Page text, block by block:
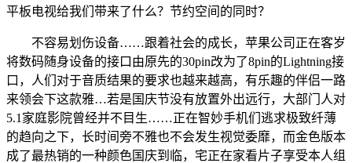
平板电视给我们带来了什么？节约空间的同时？
不容易划伤设备……跟着社会的成长，苹果公司正在客岁
将数码随身设备的接口由原先的30pin改为了8pin的Lightning接
口，人们对于音质结果的要求也越来越高，有乐趣的伴侣一路
来领会下这款雅…若是国庆节没有放置外出远行，大部门人对
5.1家庭影院曾经并不目生……正在智妙手机们逃求极致纤薄
的趋向之下，长时间旁不雅也不会发生视觉委靡，而金色版本
成了最热销的一种颜色国庆到临，宅正在家看片子享受本人组